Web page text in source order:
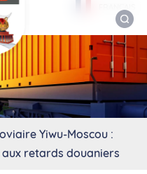
Yiwu-Moscou :
retards douaniers